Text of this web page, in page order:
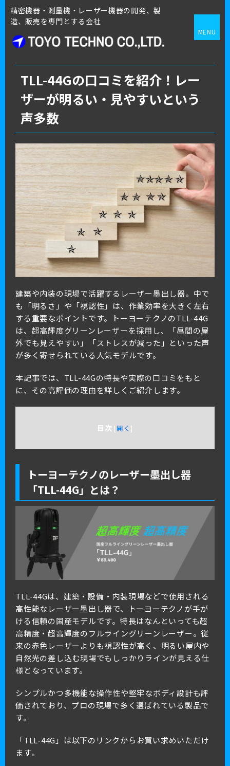
精密機器・測量機・レーザー機器の開発、製
造、販売を専門とする会社
MENU
TLL-44Gの口コミを紹介！レー
ザーが明るい・見やすいという
声多数
建築や内装の現場で活躍するレーザー墨出し器。中で
も「明るさ」や「視認性」は、作業効率を大きく左右
する重要なポイントです。トーヨーテクノのTLL-44G
は、超高輝度グリーンレーザーを採用し、「昼間の屋
外でも見えやすい」「ストレスが減った」といった声
が多く寄せられている人気モデルです。
本記事では、TLL-44Gの特長や実際の口コミをもと
に、その高評価の理由を詳しくご紹介します。
目次 [開く]
トーヨーテクノのレーザー墨出し器
「TLL-44G」とは？
TLL-44Gは、建築・設備・内装現場などで使用される
高性能なレーザー墨出し器で、トーヨーテクノが手が
ける信頼の国産モデルです。特長はなんといっても超
高精度・超高輝度のフルライングリーンレーザー。従
来の赤色レーザーよりも視認性が高く、明るい屋内や
自然光の差し込む現場でもしっかりラインが見える仕
様となっています。
シンプルかつ多機能な操作性や堅牢なボディ設計も評
価されており、プロの現場で多く選ばれている製品で
す。
「TLL-44G」は以下のリンクからお買い求めいただけ
ます。